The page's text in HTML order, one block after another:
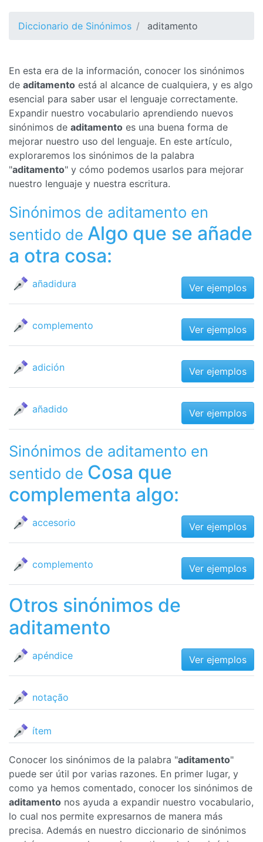
Diccionario de Sinónimos aditamento
En esta era de la información, conocer los sinónimos
de aditamento está al alcance de cualquiera, y es algo
esencial para saber usar el lenguaje correctamente.
Expandir nuestro vocabulario aprendiendo nuevos
sinónimos de aditamento es una buena forma de
mejorar nuestro uso del lenguaje. En este artículo,
exploraremos los sinónimos de la palabra
"aditamento" y cómo podemos usarlos para mejorar
nuestro lenguaje y nuestra escritura.
Sinónimos de aditamento en
sentido de Algo que se añade
a otra cosa:
añadidura Ver ejemplos
complemento Ver ejemplos
adición Ver ejemplos
añadido Ver ejemplos
Sinónimos de aditamento en
sentido de Cosa que
complementa algo:
accesorio Ver ejemplos
complemento Ver ejemplos
Otros sinónimos de
aditamento
apéndice Ver ejemplos
notação
ítem
Conocer los sinónimos de la palabra "aditamento"
puede ser útil por varias razones. En primer lugar, y
como ya hemos comentado, conocer los sinónimos de
aditamento nos ayuda a expandir nuestro vocabulario,
lo cual nos permite expresarnos de manera más
precisa. Además en nuestro diccionario de sinónimos